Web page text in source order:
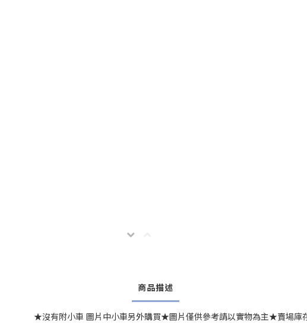
商品描述
★沒有附小車 圖片中小車另外購買★圖片僅供參考請以實物為主★賣場庫